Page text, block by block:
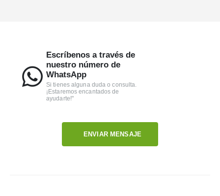
Escríbenos a través de
nuestro número de
WhatsApp
Si tienes alguna duda o consulta.
¡Estaremos encantados de
ayudarte!"
ENVIAR MENSAJE